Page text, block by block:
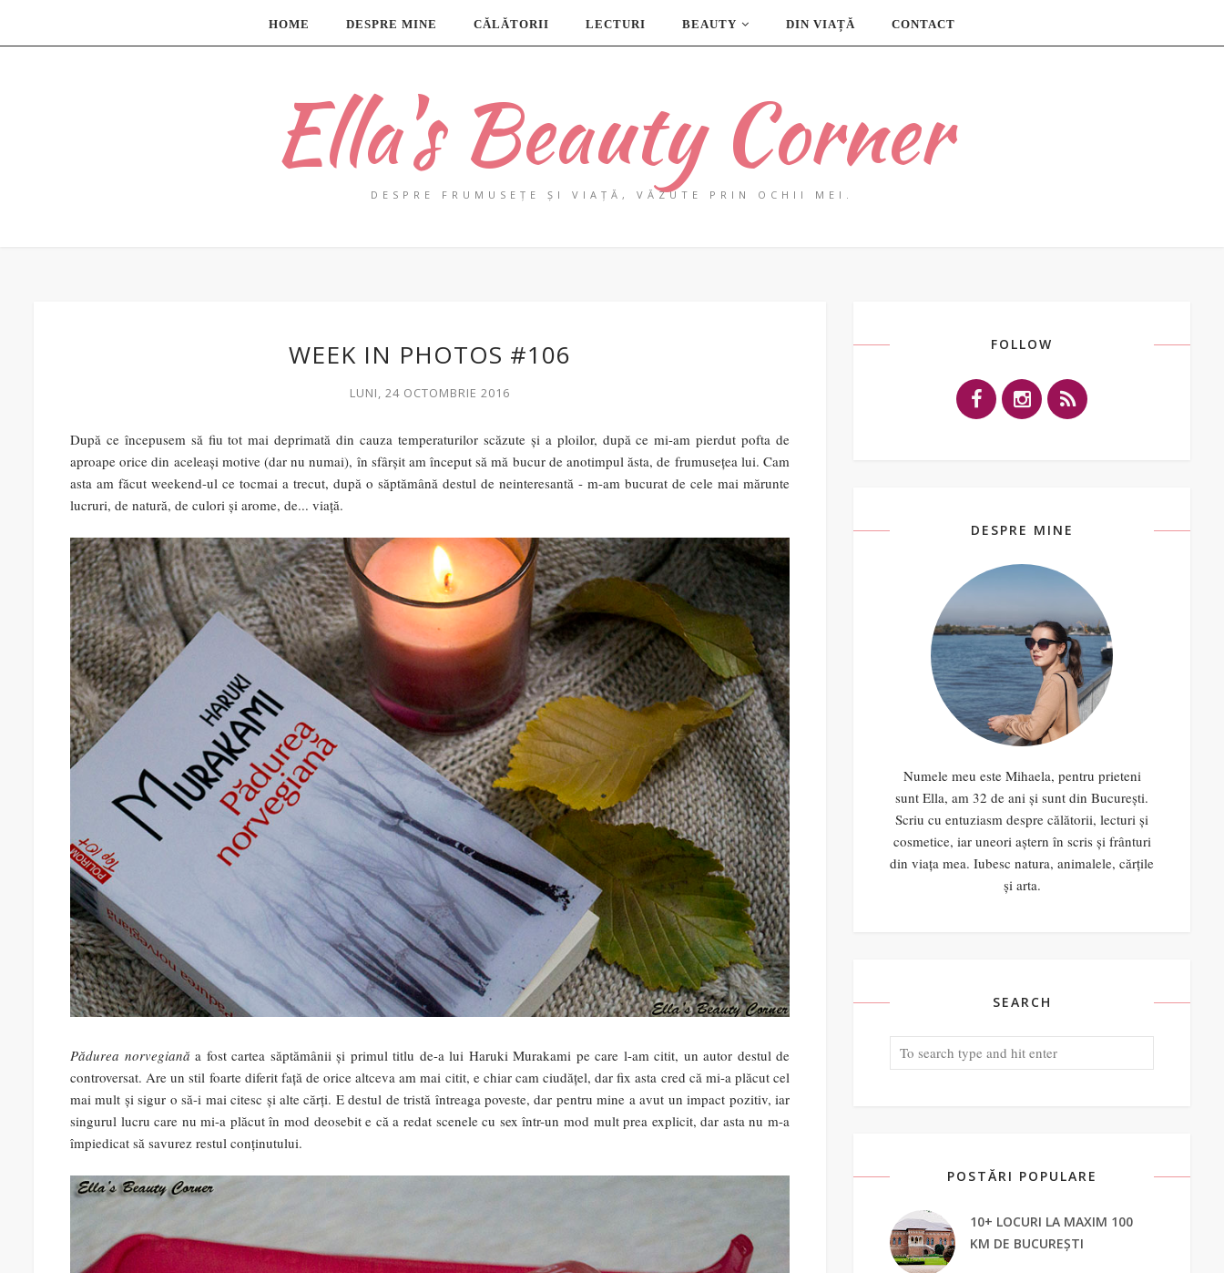
HOME DESPRE MINE CĂLĂTORII LECTURI BEAUTY DIN VIAȚĂ CONTACT
Ella's Beauty Corner
DESPRE FRUMUSEȚE ȘI VIAȚĂ, VĂZUTE PRIN OCHII MEI.
WEEK IN PHOTOS #106
LUNI, 24 OCTOMBRIE 2016
După ce începusem să fiu tot mai deprimată din cauza temperaturilor scăzute și a ploilor, după ce mi-am pierdut pofta de
aproape orice din aceleași motive (dar nu numai), în sfârșit am început să mă bucur de anotimpul ăsta, de frumusețea lui. Cam
asta am făcut weekend-ul ce tocmai a trecut, după o săptămână destul de neinteresantă - m-am bucurat de cele mai mărunte
lucruri, de natură, de culori și arome, de... viață.
Pădurea norvegianăa fost cartea săptămânii și primul titlu de-a lui Haruki Murakami pe care l-am citit, un autor destul de
controversat. Are un stil foarte diferit față de orice altceva am mai citit, e chiar cam ciudățel, dar fix asta cred că mi-a plăcut cel
mai mult și sigur o să-i mai citesc și alte cărți. E destul de tristă întreaga poveste, dar pentru mine a avut un impact pozitiv, iar
singurul lucru care nu mi-a plăcut în mod deosebit e că a redat scenele cu sex într-un mod mult prea explicit, dar asta nu m-a
împiedicat să savurez restul conținutului.
FOLLOW
DESPRE MINE
Numele meu este Mihaela, pentru prieteni
sunt Ella, am 32 de ani și sunt din București.
Scriu cu entuziasm despre călătorii, lecturi și
cosmetice, iar uneori aștern în scris și frânturi
din viața mea. Iubesc natura, animalele, cărțile
și arta.
SEARCH
POSTĂRI POPULARE
10+ LOCURI LA MAXIM 100
KM DE BUCUREȘTI